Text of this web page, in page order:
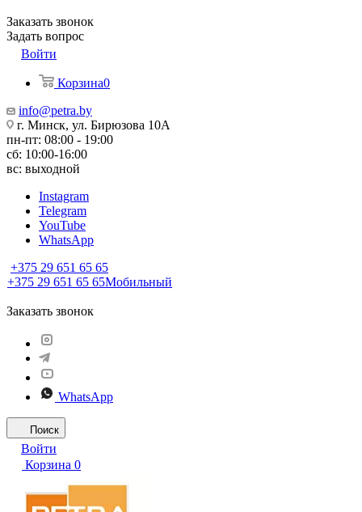
Заказать звонок
Задать вопрос
Войти
Корзина0
info@petra.by
г. Минск, ул. Бирюзова 10А
пн-пт: 08:00 - 19:00
сб: 10:00-16:00
вс: выходной
Instagram
Telegram
YouTube
WhatsApp
+375 29 651 65 65
+375 29 651 65 65Мобильный
Заказать звонок
WhatsApp
Поиск
Войти
Корзина 0